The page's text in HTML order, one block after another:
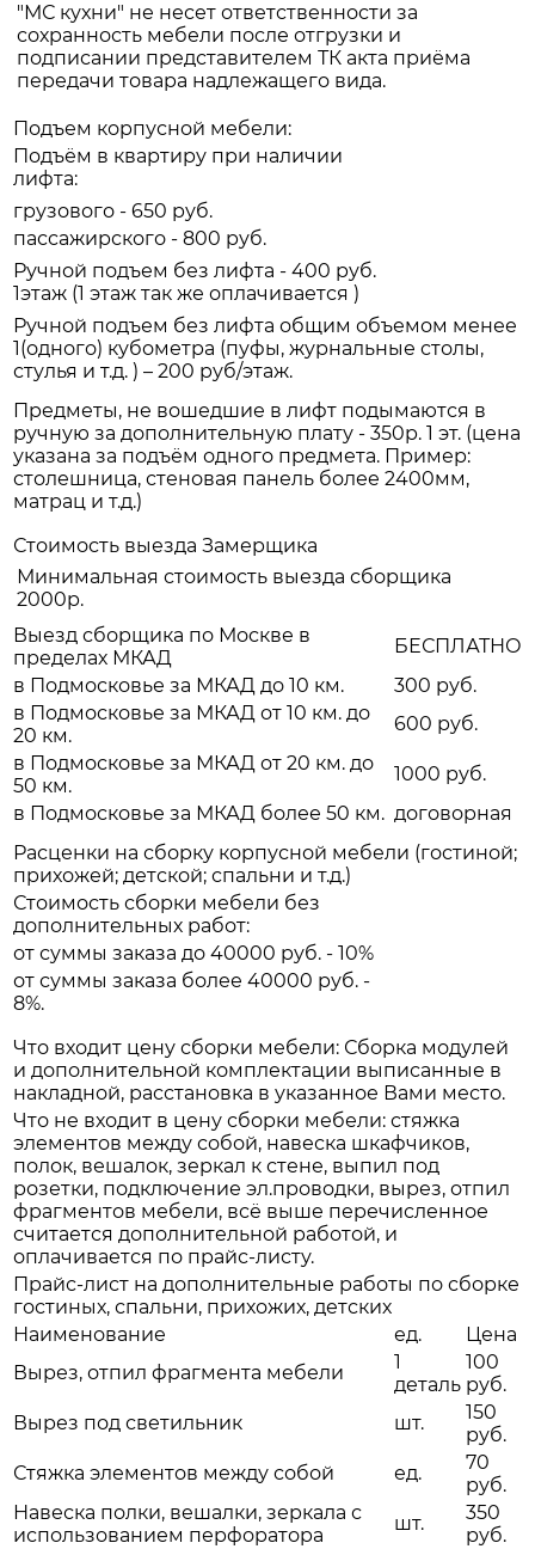
"МС кухни" не несет ответственности за
сохранность мебели после отгрузки и
подписании представителем ТК акта приёма
передачи товара надлежащего вида.
Подъем корпусной мебели:
Подъём в квартиру при наличии
лифта:
грузового - 650 руб.
пассажирского - 800 руб.
Ручной подъем без лифта - 400 руб.
1этаж (1 этаж так же оплачивается )
Ручной подъем без лифта общим объемом менее
1(одного) кубометра (пуфы, журнальные столы,
стулья и т.д. ) – 200 руб/этаж.
Предметы, не вошедшие в лифт подымаются в
ручную за дополнительную плату - 350р. 1 эт. (цена
указана за подъём одного предмета. Пример:
столешница, стеновая панель более 2400мм,
матрац и т.д.)
Стоимость выезда Замерщика
Минимальная стоимость выезда сборщика
2000р.
Выезд сборщика по Москве в
пределах МКАД
БЕСПЛАТНО
в Подмосковье за МКАД до 10 км.
300 руб.
в Подмосковье за МКАД от 10 км. до
20 км.
600 руб.
в Подмосковье за МКАД от 20 км. до
50 км.
1000 руб.
в Подмосковье за МКАД более 50 км. договорная
Расценки на сборку корпусной мебели (гостиной;
прихожей; детской; спальни и т.д.)
Стоимость сборки мебели без
дополнительных работ:
от суммы заказа до 40000 руб. - 10%
от суммы заказа более 40000 руб. -
8%.
Что входит цену сборки мебели: Сборка модулей
и дополнительной комплектации выписанные в
накладной, расстановка в указанное Вами место.
Что не входит в цену сборки мебели: стяжка
элементов между собой, навеска шкафчиков,
полок, вешалок, зеркал к стене, выпил под
розетки, подключение эл.проводки, вырез, отпил
фрагментов мебели, всё выше перечисленное
считается дополнительной работой, и
оплачивается по прайс-листу.
Прайс-лист на дополнительные работы по сборке
гостиных, спальни, прихожих, детских
Наименование
ед.
Цена
Вырез, отпил фрагмента мебели
1
деталь
100
руб.
Вырез под светильник
шт.
150
руб.
Стяжка элементов между собой
ед.
70
руб.
Навеска полки, вешалки, зеркала с
использованием перфоратора
шт.
350
руб.